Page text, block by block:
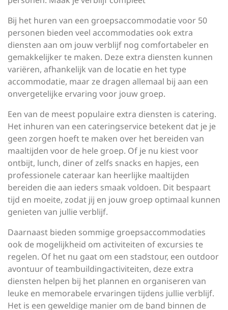
Bij het huren van een groepsaccommodatie voor 50
personen bieden veel accommodaties ook extra
diensten aan om jouw verblijf nog comfortabeler en
gemakkelijker te maken. Deze extra diensten kunnen
variëren, afhankelijk van de locatie en het type
accommodatie, maar ze dragen allemaal bij aan een
onvergetelijke ervaring voor jouw groep.
Een van de meest populaire extra diensten is catering.
Het inhuren van een cateringservice betekent dat je je
geen zorgen hoeft te maken over het bereiden van
maaltijden voor de hele groep. Of je nu kiest voor
ontbijt, lunch, diner of zelfs snacks en hapjes, een
professionele cateraar kan heerlijke maaltijden
bereiden die aan ieders smaak voldoen. Dit bespaart
tijd en moeite, zodat jij en jouw groep optimaal kunnen
genieten van jullie verblijf.
Daarnaast bieden sommige groepsaccommodaties
ook de mogelijkheid om activiteiten of excursies te
regelen. Of het nu gaat om een stadstour, een outdoor
avontuur of teambuildingactiviteiten, deze extra
diensten helpen bij het plannen en organiseren van
leuke en memorabele ervaringen tijdens jullie verblijf.
Het is een geweldige manier om de band binnen de